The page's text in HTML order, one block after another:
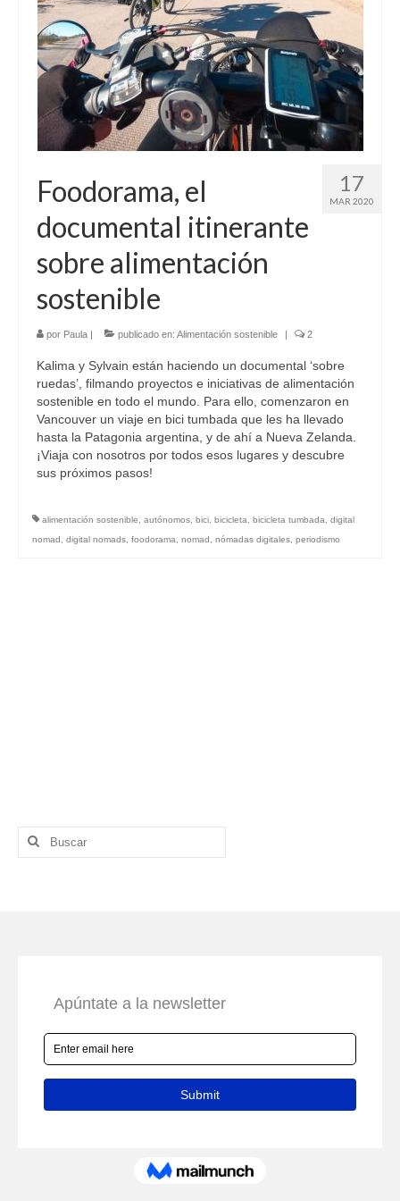
Sobre mí
Contacto
17
MAR 2020
Foodorama, el
documental itinerante
sobre alimentación
sostenible
por Paula publicado en: Alimentación sostenible 2
Kalima y Sylvain están haciendo un documental ‘sobre
ruedas’, filmando proyectos e iniciativas de alimentación
sostenible en todo el mundo. Para ello, comenzaron en
Vancouver un viaje en bici tumbada que les ha llevado
hasta la Patagonia argentina, y de ahí a Nueva Zelanda.
¡Viaja con nosotros por todos esos lugares y descubre
sus próximos pasos!
alimentación sostenible, autónomos, bici, bicicleta, bicicleta tumbada, digital
nomad , digital nomads, foodorama, nomad , nómadas digitales, periodismo
Buscar